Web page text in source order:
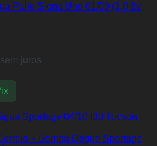
Palio Siena Uno 01/09 (1.0 8v
sem juros